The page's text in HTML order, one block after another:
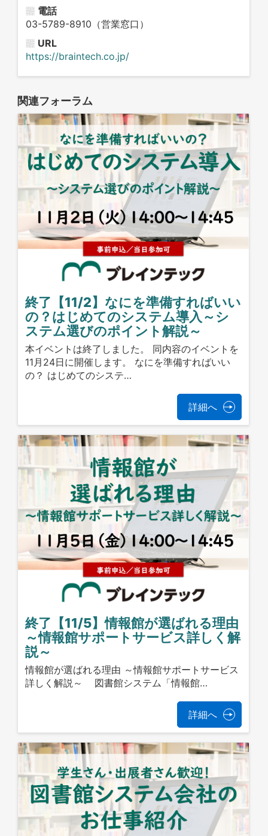
電話
03-5789-8910（営業窓口）
URL
https://braintech.co.jp/
関連フォーラム
終了【11/2】なにを準備すればいい
の？はじめてのシステム導入～シ
ステム選びのポイント解説～
本イベントは終了しました。 同内容のイベントを
11月24日に開催します。 なにを準備すればいい
の？ はじめてのシステ…
詳細へ
終了【11/5】情報館が選ばれる理由
～情報館サポートサービス詳しく解
説～
情報館が選ばれる理由 ～情報館サポートサービス
詳しく解説～ 図書館システム「情報館…
詳細へ